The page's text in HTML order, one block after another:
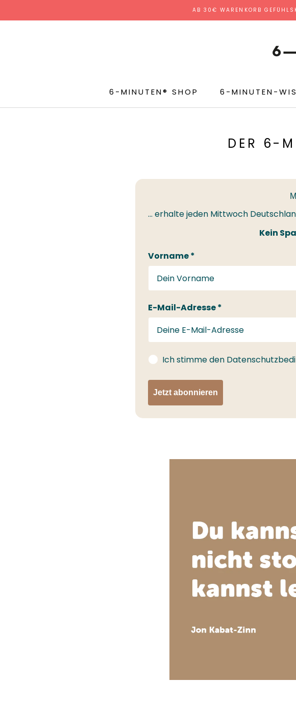
zum
AB 30€ WARENKORB
6-MINUTEN® SHOP 6-MINUTEN-
DER 6-
M
... erhalte jeden Mittwoch
Kein
Vorname *
E-Mail-Adresse *
gdprConsent
Ich stimme den
Jetzt abonnieren